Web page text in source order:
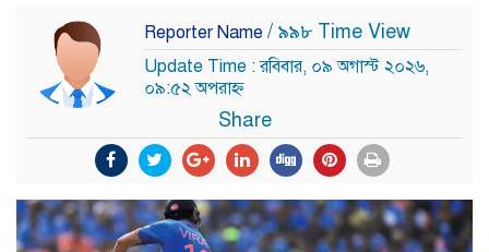
Reporter Name / ৯৯৮ Time View
Update Time : রবিবার, ০৯ অগাস্ট ২০২৬,
০৯:৫২ অপরাহ্ন
Share